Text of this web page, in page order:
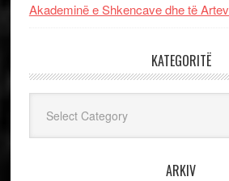
Akademinë e Shkencave dhe të
KATEGORITË
ARKIV